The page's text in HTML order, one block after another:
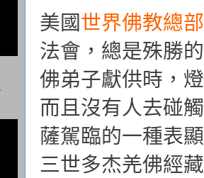
美國世界佛教總部
法會，總是殊勝
佛弟子獻供時，
而且沒有人去碰
薩駕臨的一種表
三世多杰羌佛經